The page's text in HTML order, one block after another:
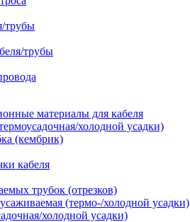
трубы
трубы
материалы для кабеля
холодной усадки)
(кембрик)
кабеля
трубок (отрезков)
(термо-/холодной усадки)
холодной усадки)